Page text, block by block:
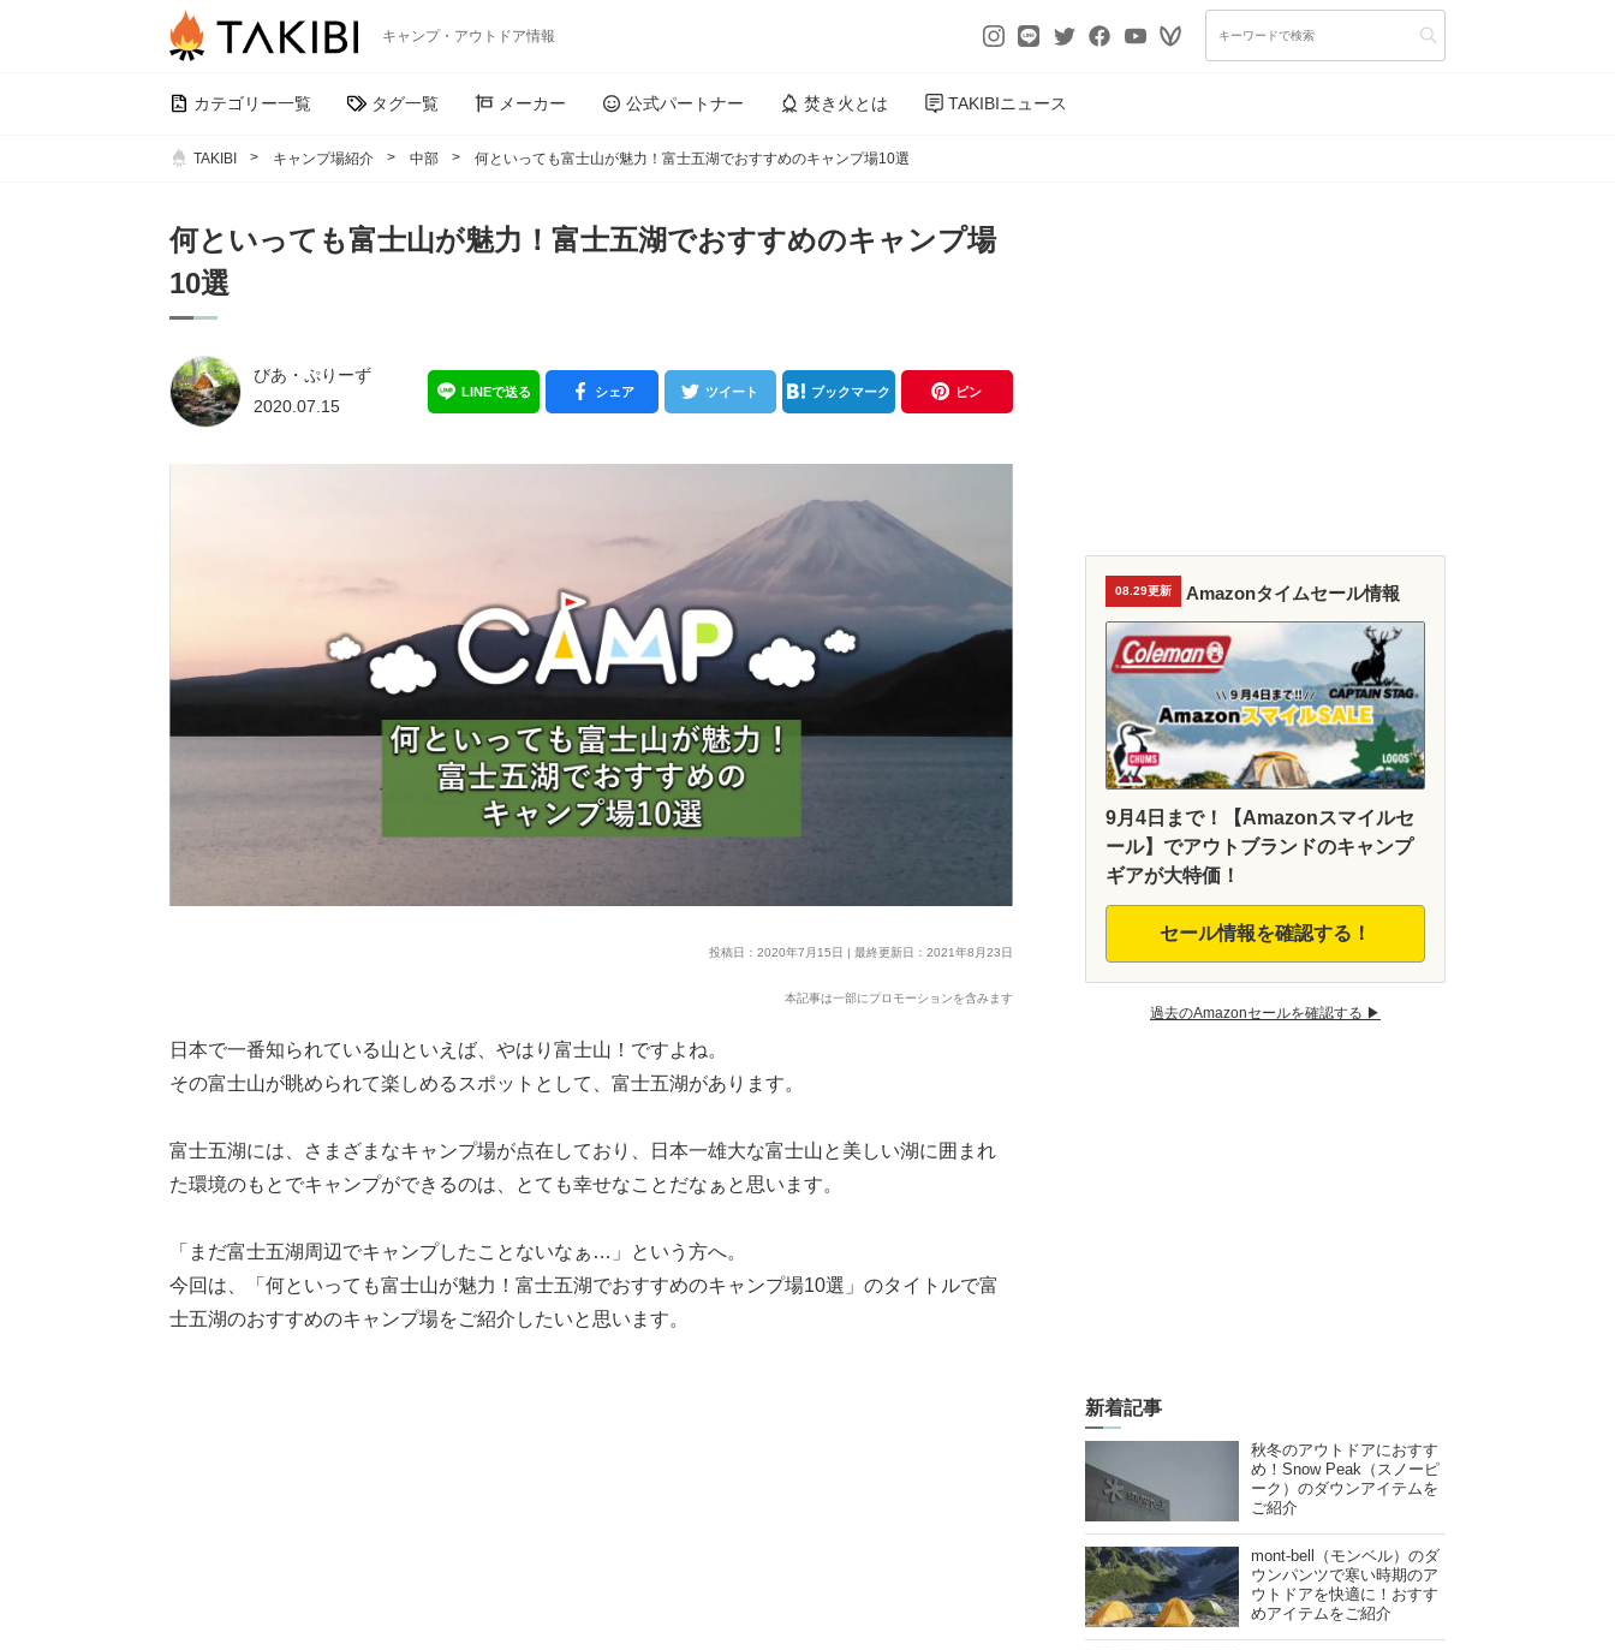
キャンプ・アウトドア情報
カテゴリー一覧 タグ一覧 メーカー 公式パートナー 焚き火とは TAKIBIニュース
TAKIBI キャンプ場紹介 中部 何といっても富士山が魅力！富士五湖でおすすめのキャンプ場10選
何といっても富士山が魅力！富士五湖でおすすめのキャンプ場
10選
びあ・ぷりーず
2020.07.15
LINEで送る シェア ツイート ブックマーク ピン
投稿日：2020年7月15日 | 最終更新日：2021年8月23日
本記事は一部にプロモーションを含みます
日本で一番知られている山といえば、やはり富士山！ですよね。
その富士山が眺められて楽しめるスポットとして、富士五湖があります。
富士五湖には、さまざまなキャンプ場が点在しており、日本一雄大な富士山と美しい湖に囲まれ
た環境のもとでキャンプができるのは、とても幸せなことだなぁと思います。
「まだ富士五湖周辺でキャンプしたことないなぁ…」という方へ。
今回は、「何といっても富士山が魅力！富士五湖でおすすめのキャンプ場10選」のタイトルで富
士五湖のおすすめのキャンプ場をご紹介したいと思います。
08.29更新 Amazonタイムセール情報
9月4日まで！【Amazonスマイルセ
ール】でアウトブランドのキャンプ
ギアが大特価！
セール情報を確認する！
過去のAmazonセールを確認する ▶︎
新着記事
秋冬のアウトドアにおすす
め！Snow Peak（スノーピ
ーク）のダウンアイテムを
ご紹介
mont-bell（モンベル）のダ
ウンパンツで寒い時期のア
ウトドアを快適に！おすす
めアイテムをご紹介